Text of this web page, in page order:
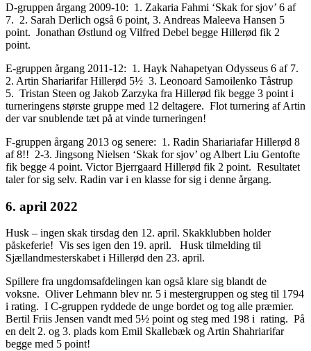
D-gruppen årgang 2009-10: 1. Zakaria Fahmi ‘Skak for sjov’ 6 af
7. 2. Sarah Derlich også 6 point, 3. Andreas Maleeva Hansen 5
point. Jonathan Østlund og Vilfred Debel begge Hillerød fik 2
point.
E-gruppen årgang 2011-12: 1. Hayk Nahapetyan Odysseus 6 af 7.
2. Artin Shariarifar Hillerød 5½ 3. Leonoard Samoilenko Tåstrup
5. Tristan Steen og Jakob Zarzyka fra Hillerød fik begge 3 point i
turneringens største gruppe med 12 deltagere. Flot turnering af Artin
der var snublende tæt på at vinde turneringen!
F-gruppen årgang 2013 og senere: 1. Radin Shariariafar Hillerød 8
af 8!! 2-3. Jingsong Nielsen ‘Skak for sjov’ og Albert Liu Gentofte
fik begge 4 point. Victor Bjerrgaard Hillerød fik 2 point. Resultatet
taler for sig selv. Radin var i en klasse for sig i denne årgang.
6. april 2022
Husk – ingen skak tirsdag den 12. april. Skakklubben holder
påskeferie! Vis ses igen den 19. april. Husk tilmelding til
Sjællandmesterskabet i Hillerød den 23. april.
Spillere fra ungdomsafdelingen kan også klare sig blandt de
voksne. Oliver Lehmann blev nr. 5 i mestergruppen og steg til 1794
i rating. I C-gruppen ryddede de unge bordet og tog alle præmier.
Bertil Friis Jensen vandt med 5½ point og steg med 198 i rating. På
en delt 2. og 3. plads kom Emil Skallebæk og Artin Shahriarifar
begge med 5 point!